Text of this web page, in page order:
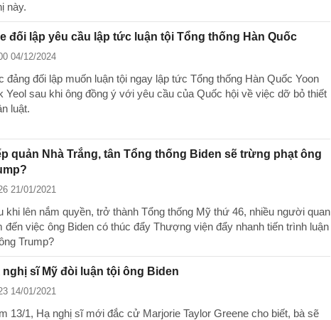
này.
đối lập yêu cầu lập tức luận tội Tổng thống Hàn Quốc
04/12/2024
đảng đối lập muốn luận tội ngay lập tức Tổng thống Hàn Quốc Yoon
Yeol sau khi ông đồng ý với yêu cầu của Quốc hội về việc dỡ bỏ thiết
luật.
quản Nhà Trắng, tân Tổng thống Biden sẽ trừng phạt ông
21/01/2021
khi lên nắm quyền, trở thành Tổng thống Mỹ thứ 46, nhiều người quan
đến việc ông Biden có thúc đẩy Thượng viện đẩy nhanh tiến trình luận
Trump?
nghị sĩ Mỹ đòi luận tội ông Biden
14/01/2021
13/1, Hạ nghị sĩ mới đắc cử Marjorie Taylor Greene cho biết, bà sẽ